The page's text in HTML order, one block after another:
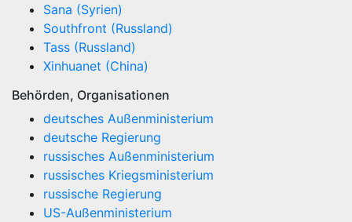
Sana (Syrien)
Southfront (Russland)
Tass (Russland)
Xinhuanet (China)
Behörden, Organisationen
deutsches Außenministerium
deutsche Regierung
russisches Außenministerium
russisches Kriegsministerium
russische Regierung
US-Außenministerium